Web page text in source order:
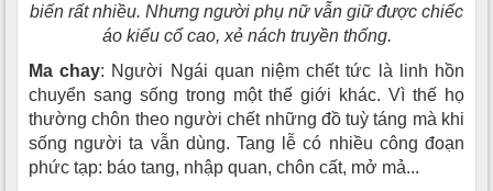
biến rất nhiều. Nhưng người phụ nữ vẫn giữ được chiếc
áo kiểu cổ cao, xẻ nách truyền thống.
Ma chay: Người Ngái quan niệm chết tức là linh hồn
chuyển sang sống trong một thế giới khác. Vì thế họ
thường chôn theo người chết những đồ tuỳ táng mà khi
sống người ta vẫn dùng. Tang lễ có nhiều công đoạn
phức tạp: báo tang, nhập quan, chôn cất, mở mả...